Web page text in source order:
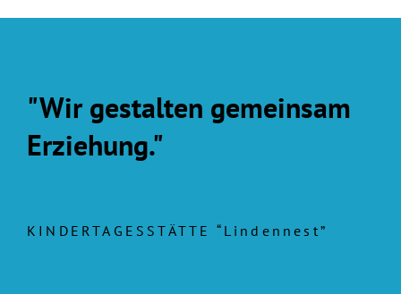
"Wir gestalten gemeinsam
Erziehung."
KINDERTAGESSTÄTTE “Lindennest”